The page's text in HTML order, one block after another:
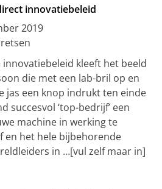
innovatiebeleid
2019
kleeft het beeld
die met een lab-bril op en
jas een knop indrukt ten einde
succesvol ‘top-bedrijf’ een
machine in werking te
en het hele bijbehorende
in …[vul zelf maar in]